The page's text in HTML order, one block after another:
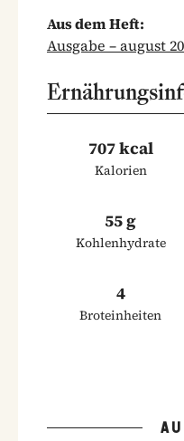
Aus dem Heft:
Ausgabe – august
707 kcal
Kalorien
55 g
Kohlenhydrate
4
Broteinheiten